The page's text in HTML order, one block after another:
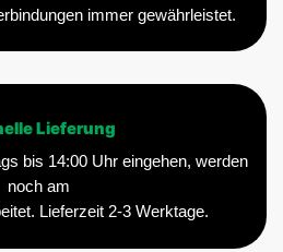
immer gewährleistet.
Lieferung
bis 14:00 Uhr eingehen, werden
noch am
Lieferzeit 2-3 Werktage.